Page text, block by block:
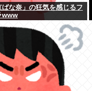
ばな奈」の狂気を感じるフ
www